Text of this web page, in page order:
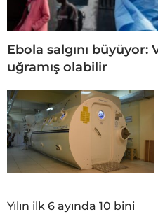
Ebola salgını
uğramış olabilir
Yılın ilk 6 ayında 10 bini